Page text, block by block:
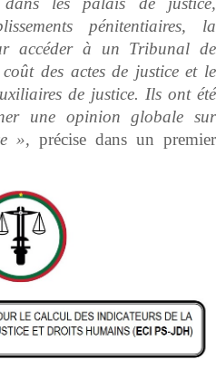
pénitentiaires, la
accéder à un Tribunal de
des actes de justice et le
de justice. Ils ont été
une opinion globale sur
», précise dans un premier